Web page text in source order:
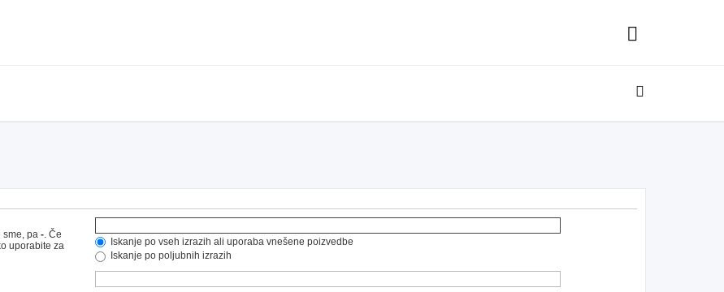
sme, pa -. Če
uporabite za
Iskanje po vseh izrazih ali uporaba vnešene poizvedbe
Iskanje po poljubnih izrazih